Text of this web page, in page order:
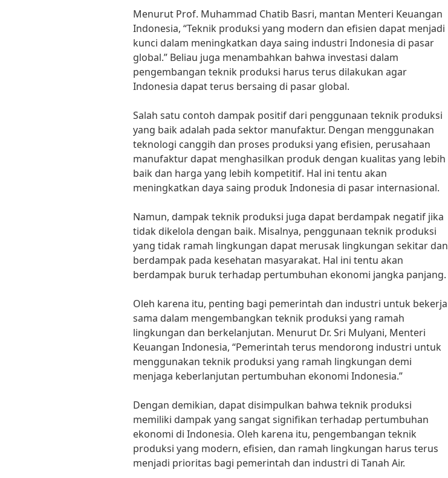
Menurut Prof. Muhammad Chatib Basri, mantan Menteri Keuangan
Indonesia, “Teknik produksi yang modern dan efisien dapat menjadi
kunci dalam meningkatkan daya saing industri Indonesia di pasar
global.” Beliau juga menambahkan bahwa investasi dalam
pengembangan teknik produksi harus terus dilakukan agar
Indonesia dapat terus bersaing di pasar global.
Salah satu contoh dampak positif dari penggunaan teknik produksi
yang baik adalah pada sektor manufaktur. Dengan menggunakan
teknologi canggih dan proses produksi yang efisien, perusahaan
manufaktur dapat menghasilkan produk dengan kualitas yang lebih
baik dan harga yang lebih kompetitif. Hal ini tentu akan
meningkatkan daya saing produk Indonesia di pasar internasional.
Namun, dampak teknik produksi juga dapat berdampak negatif jika
tidak dikelola dengan baik. Misalnya, penggunaan teknik produksi
yang tidak ramah lingkungan dapat merusak lingkungan sekitar dan
berdampak pada kesehatan masyarakat. Hal ini tentu akan
berdampak buruk terhadap pertumbuhan ekonomi jangka panjang.
Oleh karena itu, penting bagi pemerintah dan industri untuk bekerja
sama dalam mengembangkan teknik produksi yang ramah
lingkungan dan berkelanjutan. Menurut Dr. Sri Mulyani, Menteri
Keuangan Indonesia, “Pemerintah terus mendorong industri untuk
menggunakan teknik produksi yang ramah lingkungan demi
menjaga keberlanjutan pertumbuhan ekonomi Indonesia.”
Dengan demikian, dapat disimpulkan bahwa teknik produksi
memiliki dampak yang sangat signifikan terhadap pertumbuhan
ekonomi di Indonesia. Oleh karena itu, pengembangan teknik
produksi yang modern, efisien, dan ramah lingkungan harus terus
menjadi prioritas bagi pemerintah dan industri di Tanah Air.